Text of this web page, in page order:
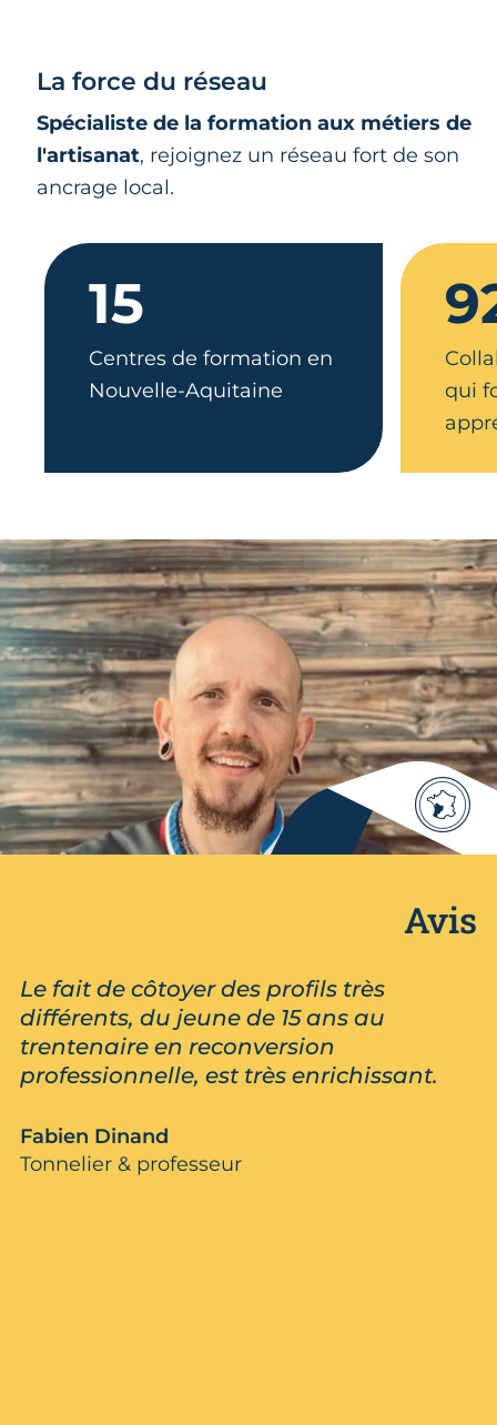
La force du réseau
Spécialiste de la formation aux métiers de
l'artisanat, rejoignez un réseau fort de son
ancrage local.
15
Centres de formation en
Nouvelle-Aquitaine
qui
Avis
Le fait de côtoyer des profils très
différents, du jeune de 15 ans au
trentenaire en reconversion
professionnelle, est très enrichissant.
Fabien Dinand
Tonnelier & professeur